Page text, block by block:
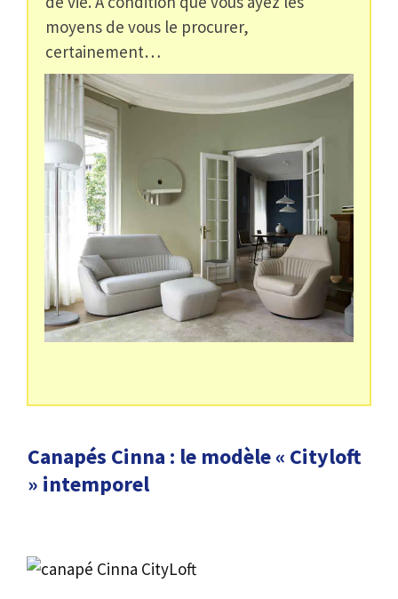
moyens de vous le procurer,
certainement…
Canapés Cinna : le modèle « Cityloft
» intemporel